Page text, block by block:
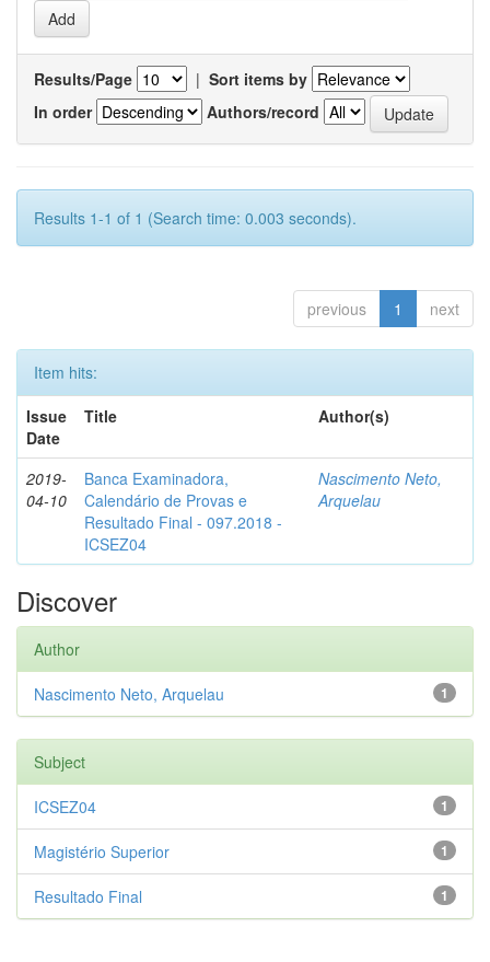
Results/Page | Sort items by
In order
Authors/record
Results 1-1 of 1 (Search time: 0.003 seconds).
previous 1 next
Item hits:
Issue
Date
Title Author(s)
2019-
04-10
Banca Examinadora,
Calendário de Provas e
Resultado Final - 097.2018 -
ICSEZ04
Nascimento Neto,
Arquelau
Discover
Author
1
Nascimento Neto, Arquelau
Subject
1
ICSEZ04
1
Magistério Superior
1
Resultado Final